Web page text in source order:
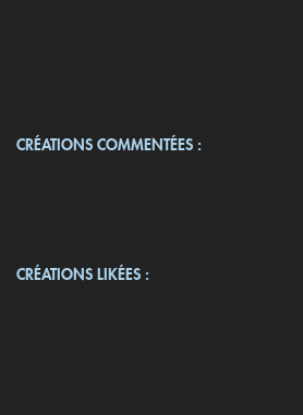
CRÉATIONS COMMENTÉES :
CRÉATIONS LIKÉES :